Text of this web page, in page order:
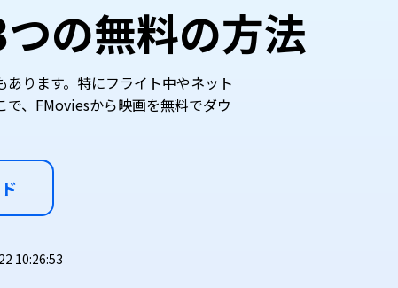
· USBデータ復元
· ゴミ箱復元
· ファイル復元
· エクセル復元
· 写真復元
· 動画復元
ン写真修復
ンファイル修復
· シネマ風AI画像プロンプト
· アニメ実写化プロンプト
· AIレゴ風写真プロンプト
· ハードディスクをクローン
· 重複検索（Mac）
· Cドライブを拡張
· ディスク容量を解放
· MBRをGPTに変換
· Macストレージを整理
の無料の方法
ります。特にフライト中やネット
、FMoviesから映画を無料でダウ
10:26:53